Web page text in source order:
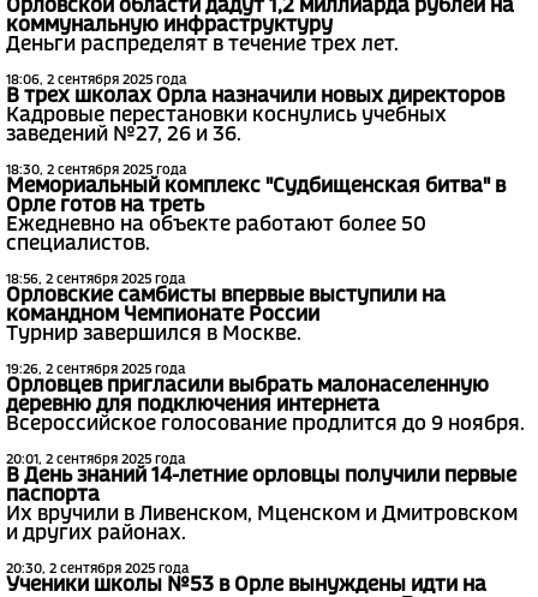
Орловской области дадут 1,2 миллиарда рублей на
коммунальную инфраструктуру
Деньги распределят в течение трех лет.
18:06, 2 сентября 2025 года
В трех школах Орла назначили новых директоров
Кадровые перестановки коснулись учебных
заведений №27, 26 и 36.
18:30, 2 сентября 2025 года
Мемориальный комплекс "Судбищенская битва" в
Орле готов на треть
Ежедневно на объекте работают более 50
специалистов.
18:56, 2 сентября 2025 года
Орловские самбисты впервые выступили на
командном Чемпионате России
Турнир завершился в Москве.
19:26, 2 сентября 2025 года
Орловцев пригласили выбрать малонаселенную
деревню для подключения интернета
Всероссийское голосование продлится до 9 ноября.
20:01, 2 сентября 2025 года
В День знаний 14-летние орловцы получили первые
паспорта
Их вручили в Ливенском, Мценском и Дмитровском
и других районах.
20:30, 2 сентября 2025 года
Ученики школы №53 в Орле вынуждены идти на